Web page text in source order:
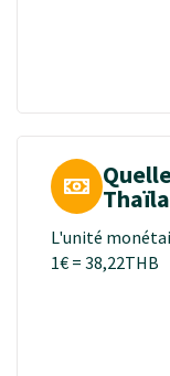
L'unité
1€ = 38,22THB